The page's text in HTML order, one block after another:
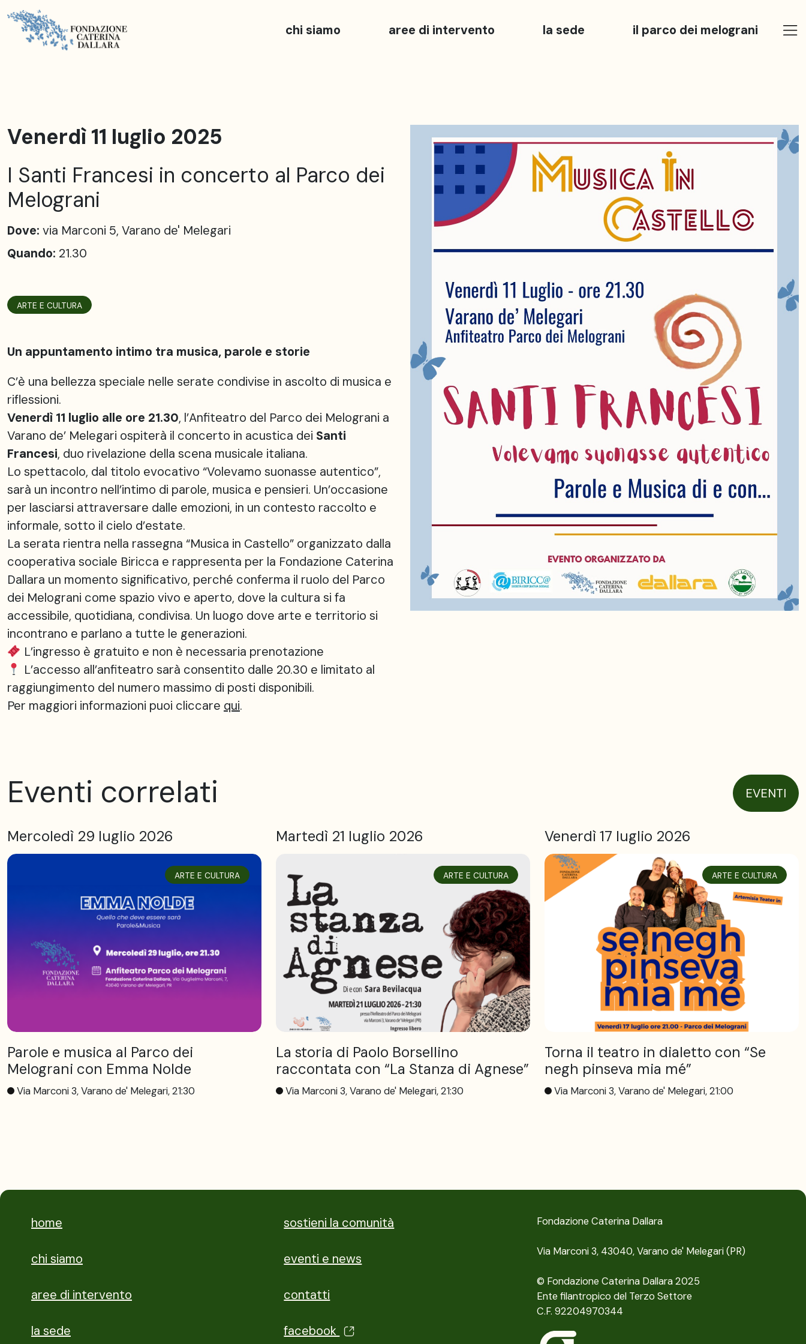
chi siamo aree di intervento la sede il parco dei melograni
Venerdì 11 luglio 2025
I Santi Francesi in concerto al Parco dei
Melograni
Dove: via Marconi 5, Varano de' Melegari
Quando: 21.30
ARTE E CULTURA
Un appuntamento intimo tra musica, parole e storie
C’è una bellezza speciale nelle serate condivise in ascolto di musica e
riflessioni.
Venerdì 11 luglio alle ore 21.30, l’Anfiteatro del Parco dei Melograni a
Varano de’ Melegari ospiterà il concerto in acustica dei Santi
Francesi, duo rivelazione della scena musicale italiana.
Lo spettacolo, dal titolo evocativo “Volevamo suonasse autentico”,
sarà un incontro nell’intimo di parole, musica e pensieri. Un’occasione
per lasciarsi attraversare dalle emozioni, in un contesto raccolto e
informale, sotto il cielo d’estate.
La serata rientra nella rassegna “Musica in Castello” organizzato dalla
cooperativa sociale Biricca e rappresenta per la Fondazione Caterina
Dallara un momento significativo, perché conferma il ruolo del Parco
dei Melograni come spazio vivo e aperto, dove la cultura si fa
accessibile, quotidiana, condivisa. Un luogo dove arte e territorio si
incontrano e parlano a tutte le generazioni.
L’ingresso è gratuito e non è necessaria prenotazione
L’accesso all’anfiteatro sarà consentito dalle 20.30 e limitato al
raggiungimento del numero massimo di posti disponibili.
Per maggiori informazioni puoi cliccare qui.
Eventi correlati EVENTI
Mercoledì 29 luglio 2026
ARTE E CULTURA
Parole e musica al Parco dei
Melograni con Emma Nolde
Via Marconi 3, Varano de' Melegari, 21:30
Martedì 21 luglio 2026
ARTE E CULTURA
La storia di Paolo Borsellino
raccontata con “La Stanza di Agnese”
Via Marconi 3, Varano de' Melegari, 21:30
Venerdì 17 luglio 2026
ARTE E CULTURA
Torna il teatro in dialetto con “Se
negh pinseva mia mé”
Via Marconi 3, Varano de' Melegari, 21:00
home
chi siamo
aree di intervento
la sede
sostieni la comunità
eventi e news
contatti
facebook
Fondazione Caterina Dallara
Via Marconi 3, 43040, Varano de' Melegari (PR)
© Fondazione Caterina Dallara 2025
Ente filantropico del Terzo Settore
C.F. 92204970344